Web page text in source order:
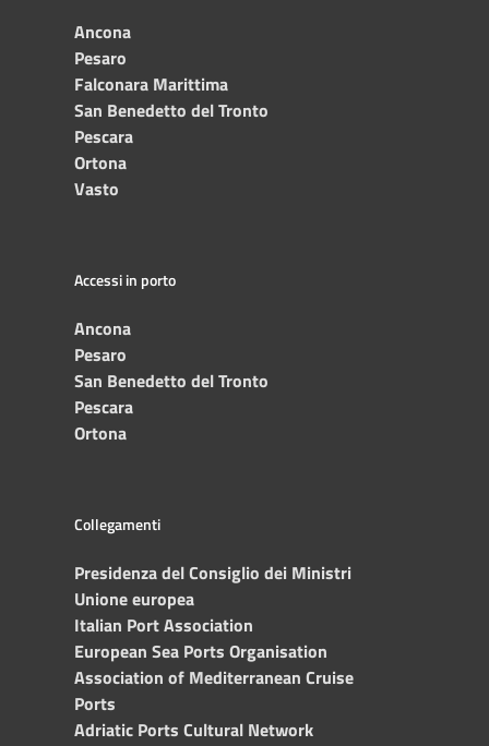
Ancona
Pesaro
Falconara Marittima
San Benedetto del Tronto
Pescara
Ortona
Vasto
Accessi in porto
Ancona
Pesaro
San Benedetto del Tronto
Pescara
Ortona
Collegamenti
Presidenza del Consiglio dei Ministri
Unione europea
Italian Port Association
European Sea Ports Organisation
Association of Mediterranean Cruise
Ports
Adriatic Ports Cultural Network